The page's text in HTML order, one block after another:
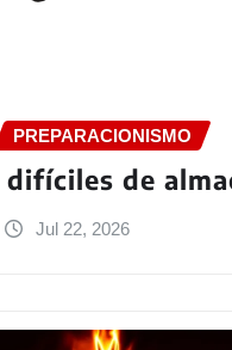
PREPARACIONISMO
de
Jul 22, 2026